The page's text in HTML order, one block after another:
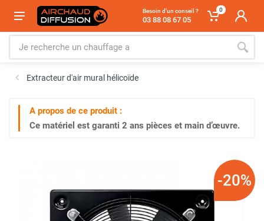
Besoin d'un conseil ?
03 88 08 67 05
0
Extracteur d'air mural hélicoïde
A propos de ce produit :
Ce matériel est garanti 2 ans pièces et main d’œuvre.
-20%